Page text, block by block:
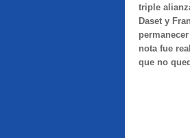
triple
Daset y
nota fue
que no